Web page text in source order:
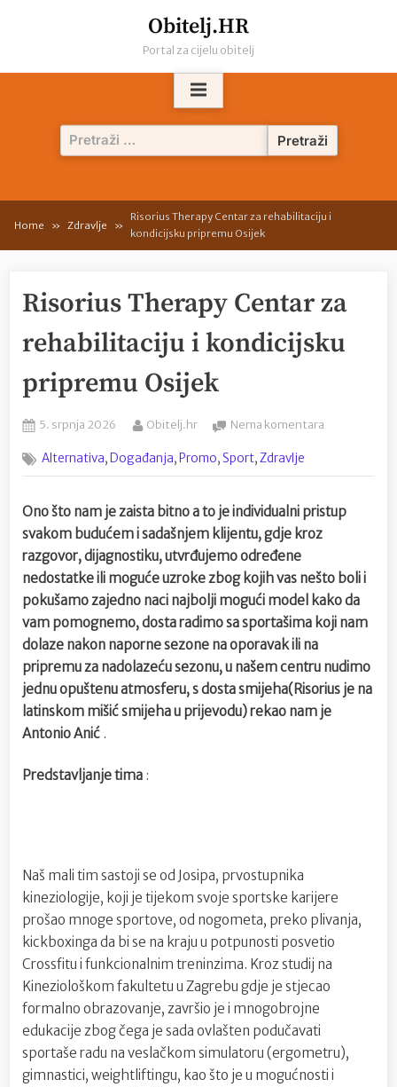
Obitelj.HR
Portal za cijelu obitelj
Pretraži:
Home Zdravlje
Risorius Therapy Centar za rehabilitaciju i
kondicijsku pripremu Osijek
Risorius Therapy Centar za
rehabilitaciju i kondicijsku
pripremu Osijek
Posted
5. srpnja 2026 By
Obitelj.hr Nema komentara
Centar
rehabilitaciju
pripremu
Osijek
Alternativa,Događanja,Promo,Sport,Zdravlje
Ono što nam je zaista bitno a to je individualni pristup
svakom budućem i sadašnjem klijentu, gdje kroz
razgovor, dijagnostiku, utvrđujemo određene
nedostatke ili moguće uzroke zbog kojih vas nešto boli i
pokušamo zajedno naci najbolji mogući model kako da
vam pomognemo, dosta radimo sa sportašima koji nam
dolaze nakon naporne sezone na oporavak ili na
pripremu za nadolazeću sezonu, u našem centru nudimo
jednu opuštenu atmosferu, s dosta smijeha(Risorius je na
latinskom mišić smijeha u prijevodu)rekao nam je
Antonio Anić .
Predstavljanje tima :
Naš mali tim sastoji se od Josipa, prvostupnika
kineziologije, koji je tijekom svoje sportske karijere
prošao mnoge sportove, od nogometa, preko plivanja,
kickboxinga da bi se na kraju u potpunosti posvetio
Crossfitu i funkcionalnim treninzima. Kroz studij na
Kineziološkom fakultetu u Zagrebu gdje je stjecao
formalno obrazovanje, završio je i mnogobrojne
edukacije zbog čega je sada ovlašten podučavati
sportaše radu na veslačkom simulatoru (ergometru),
gimnastici, weightliftingu, kao što je u mogućnosti i